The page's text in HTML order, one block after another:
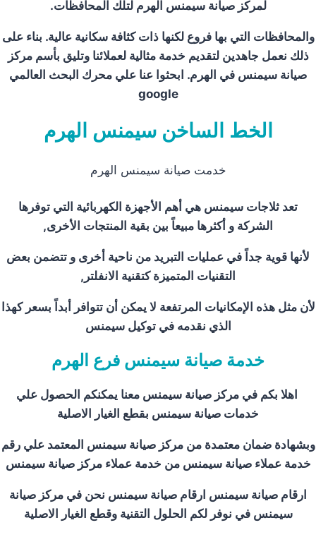
لمركز صيانة سيمنس الهرم لتلك المحافظات.
والمحافظات التي بها فروع لكنها ذات كثافة سكانية عالية. بناء على
ذلك نعمل جاهدين لتقديم خدمة مثالية لعملائنا وتليق بأسم مركز
صيانة سيمنس في الهرم. ابحثوا عنا علي محرك البحث العالمي
google
الخط الساخن سيمنس الهرم
خدمت صيانة سيمنس الهرم
تعد ثلاجات سيمنس هي أهم الأجهزة الكهربائية التي توفرها
الشركة و أكثرها مبيعاً بين بقية المنتجات الأخرى,
لأنها قوية جداً في عمليات التبريد من ناحية أخرى و تتضمن بعض
التقنيات المتميزة كتقنية الانفلتر,
لأن مثل هذه الإمكانيات المرتفعة لا يمكن أن تتوافر أبداً بسعر كهذا
الذي نقدمه في توكيل سيمنس
خدمة صيانة سيمنس فرع الهرم
اهلا بكم في مركز صيانة سيمنس معنا يمكنكم الحصول علي
خدمات صيانة سيمنس بقطع الغيار الاصلية
وبشهادة ضمان معتمدة من مركز صيانة سيمنس المعتمد علي رقم
خدمة عملاء صيانة سيمنس من خدمة عملاء مركز صيانة سيمنس
ارقام صيانة سيمنس ارقام صيانة سيمنس نحن في مركز صيانة
سيمنس في نوفر لكم الحلول التقنية وقطع الغيار الاصلية